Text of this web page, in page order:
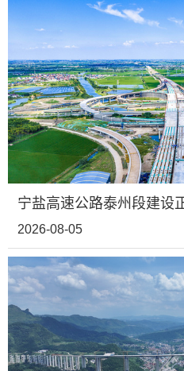
宁盐高速公路泰州段建设
2026-08-05